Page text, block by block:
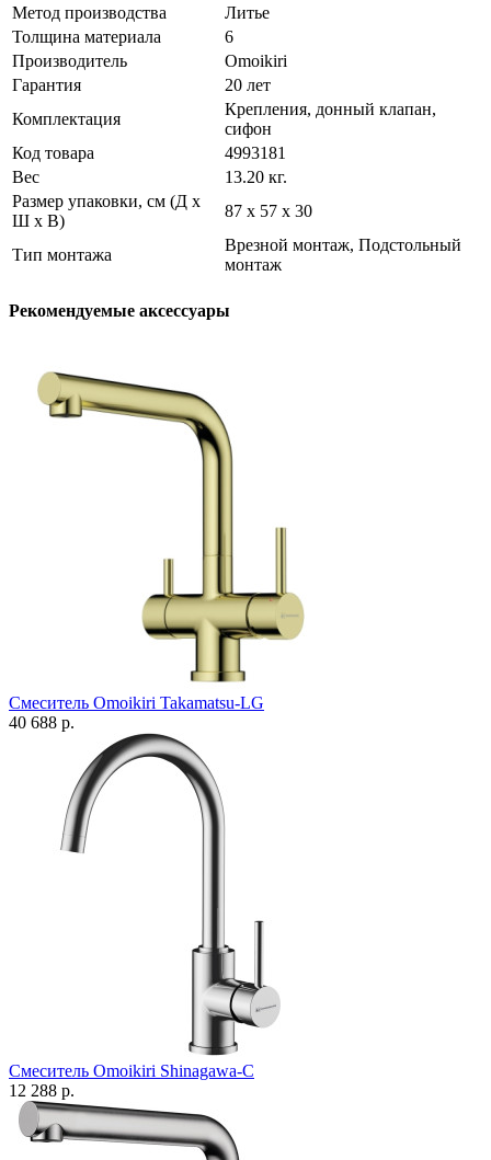
Метод производства
Литье
Толщина материала
6
Производитель
Omoikiri
Гарантия
20 лет
Комплектация
Крепления, донный клапан,
сифон
Код товара
4993181
Вес
13.20 кг.
Размер упаковки, см (Д х
Ш х В)
87 х 57 х 30
Тип монтажа
Врезной монтаж, Подстольный
монтаж
Рекомендуемые аксессуары
Смеситель Omoikiri Takamatsu-LG
40 688 р.
Смеситель Omoikiri Shinagawa-C
12 288 р.